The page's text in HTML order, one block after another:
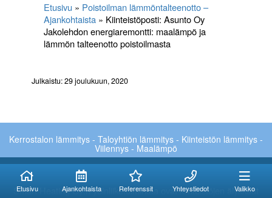
Etusivu Ajankohtaista Referenssit Yhteystiedot Valikko
Etusivu » Poistoilman lämmöntalteenotto –
Ajankohtaista » Kiinteistöposti: Asunto Oy
Jakolehdon energiaremontti: maalämpö ja
lämmön talteenotto poistoilmasta
Julkaistu: 29 joulukuun, 2020
Kerrostalon lämmitys - Taloyhtiön lämmitys - Kiinteistön lämmitys -
Viilennys - Maalämpö
Smart Heating Oy:n ydinliiketoimintaa ovat kiinteistöjen älykkäät
Kuinka voimme
Kuinka voimme